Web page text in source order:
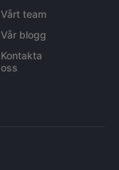
Vårt team
Vår blogg
Kontakta
oss